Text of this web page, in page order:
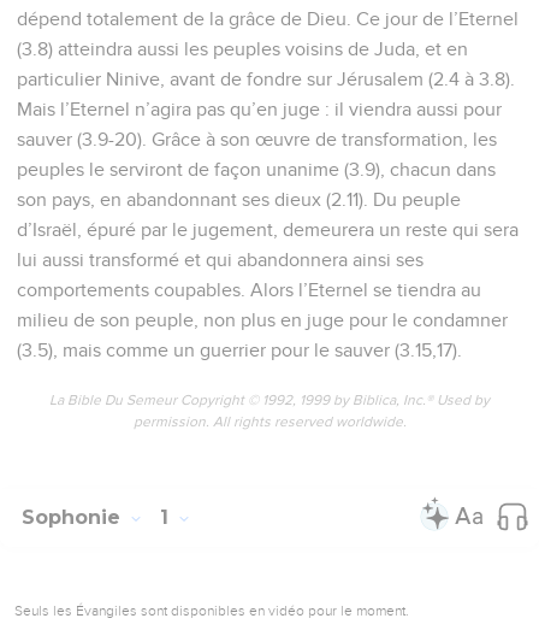
dépend totalement de la grâce de Dieu. Ce jour de l’Eternel
(3.8) atteindra aussi les peuples voisins de Juda, et en
particulier Ninive, avant de fondre sur Jérusalem (2.4 à 3.8).
Mais l’Eternel n’agira pas qu’en juge : il viendra aussi pour
sauver (3.9-20). Grâce à son œuvre de transformation, les
peuples le serviront de façon unanime (3.9), chacun dans
son pays, en abandonnant ses dieux (2.11). Du peuple
d’Israël, épuré par le jugement, demeurera un reste qui sera
lui aussi transformé et qui abandonnera ainsi ses
comportements coupables. Alors l’Eternel se tiendra au
milieu de son peuple, non plus en juge pour le condamner
(3.5), mais comme un guerrier pour le sauver (3.15,17).
La Bible Du Semeur Copyright © 1992, 1999 by Biblica, Inc.® Used by
permission. All rights reserved worldwide.
Sophonie 1
Seuls les Évangiles sont disponibles en vidéo pour le moment.